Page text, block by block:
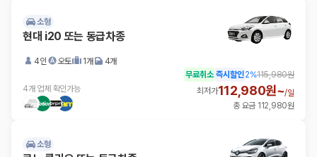
소형
현대 i20 또는 동급차종
4인 오토 1개 4개
4개 업체 확인가능
무료취소 즉시할인2%115,980원
최저가112,980원~/일
총 요금 112,980원
소형